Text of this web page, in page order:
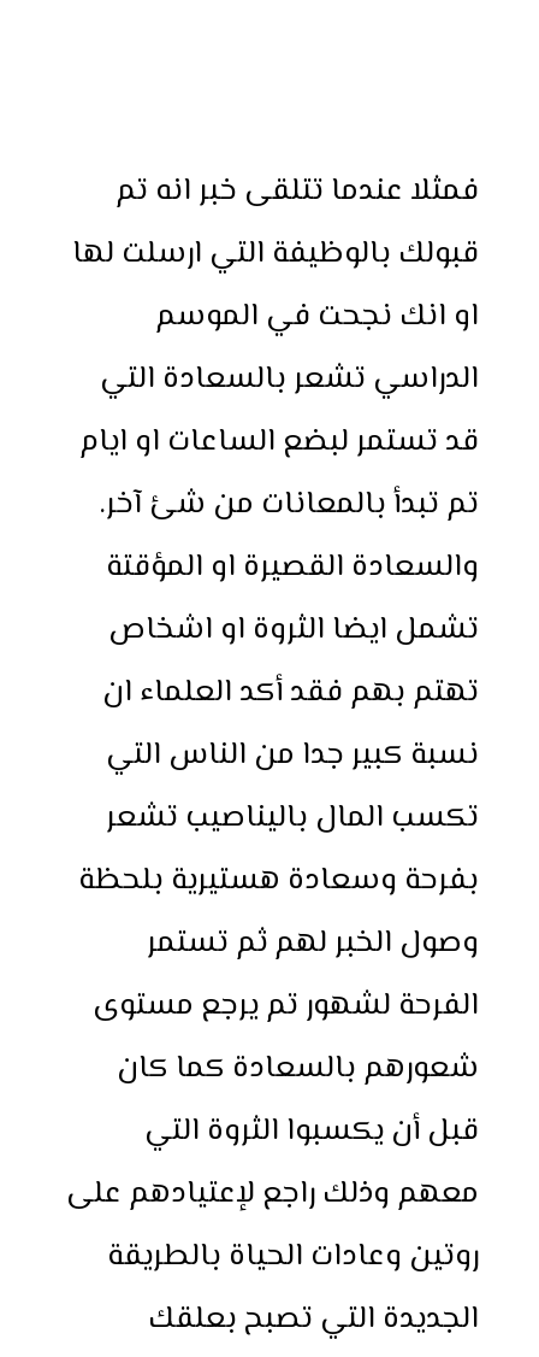
فمثلا عندما تتلقى خبر انه تم
قبولك بالوظيفة التي ارسلت لها
او انك نجحت في الموسم
الدراسي تشعر بالسعادة التي
قد تستمر لبضع الساعات او ايام
تم تبدأ بالمعانات من شئ آخر.
والسعادة القصيرة او المؤقتة
تشمل ايضا الثروة او اشخاص
تهتم بهم فقد أكد العلماء ان
نسبة كبير جدا من الناس التي
تكسب المال باليناصيب تشعر
بفرحة وسعادة هستيرية بلحظة
وصول الخبر لهم ثم تستمر
الفرحة لشهور تم يرجع مستوى
شعورهم بالسعادة كما كان
قبل أن يكسبوا الثروة التي
معهم وذلك راجع لإعتيادهم على
روتين وعادات الحياة بالطريقة
الجديدة التي تصبح بعلقك